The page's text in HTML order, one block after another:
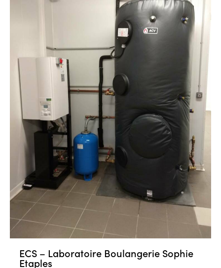
ECS – Laboratoire Boulangerie Sophie
Etaples